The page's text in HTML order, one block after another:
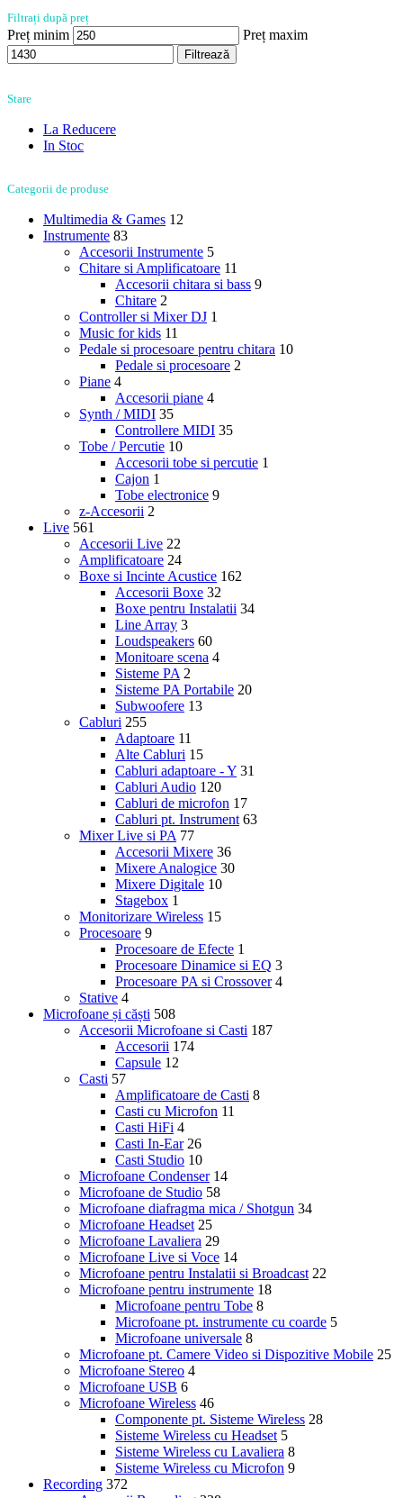
Filtrați după preț
Preț minim Preț maxim
Filtrează
Stare
La Reducere
In Stoc
Categorii de produse
Multimedia & Games 12
Instrumente 83
Accesorii Instrumente 5
Chitare si Amplificatoare 11
Accesorii chitara si bass 9
Chitare 2
Controller si Mixer DJ 1
Music for kids 11
Pedale si procesoare pentru chitara 10
Pedale si procesoare 2
Piane 4
Accesorii piane 4
Synth / MIDI 35
Controllere MIDI 35
Tobe / Percutie 10
Accesorii tobe si percutie 1
Cajon 1
Tobe electronice 9
z-Accesorii 2
Live 561
Accesorii Live 22
Amplificatoare 24
Boxe si Incinte Acustice 162
Accesorii Boxe 32
Boxe pentru Instalatii 34
Line Array 3
Loudspeakers 60
Monitoare scena 4
Sisteme PA 2
Sisteme PA Portabile 20
Subwoofere 13
Cabluri 255
Adaptoare 11
Alte Cabluri 15
Cabluri adaptoare - Y 31
Cabluri Audio 120
Cabluri de microfon 17
Cabluri pt. Instrument 63
Mixer Live si PA 77
Accesorii Mixere 36
Mixere Analogice 30
Mixere Digitale 10
Stagebox 1
Monitorizare Wireless 15
Procesoare 9
Procesoare de Efecte 1
Procesoare Dinamice si EQ 3
Procesoare PA si Crossover 4
Stative 4
Microfoane și căști 508
Accesorii Microfoane si Casti 187
Accesorii 174
Capsule 12
Casti 57
Amplificatoare de Casti 8
Casti cu Microfon 11
Casti HiFi 4
Casti In-Ear 26
Casti Studio 10
Microfoane Condenser 14
Microfoane de Studio 58
Microfoane diafragma mica / Shotgun 34
Microfoane Headset 25
Microfoane Lavaliera 29
Microfoane Live si Voce 14
Microfoane pentru Instalatii si Broadcast 22
Microfoane pentru instrumente 18
Microfoane pentru Tobe 8
Microfoane pt. instrumente cu coarde 5
Microfoane universale 8
Microfoane pt. Camere Video si Dispozitive Mobile 25
Microfoane Stereo 4
Microfoane USB 6
Microfoane Wireless 46
Componente pt. Sisteme Wireless 28
Sisteme Wireless cu Headset 5
Sisteme Wireless cu Lavaliera 8
Sisteme Wireless cu Microfon 9
Recording 372